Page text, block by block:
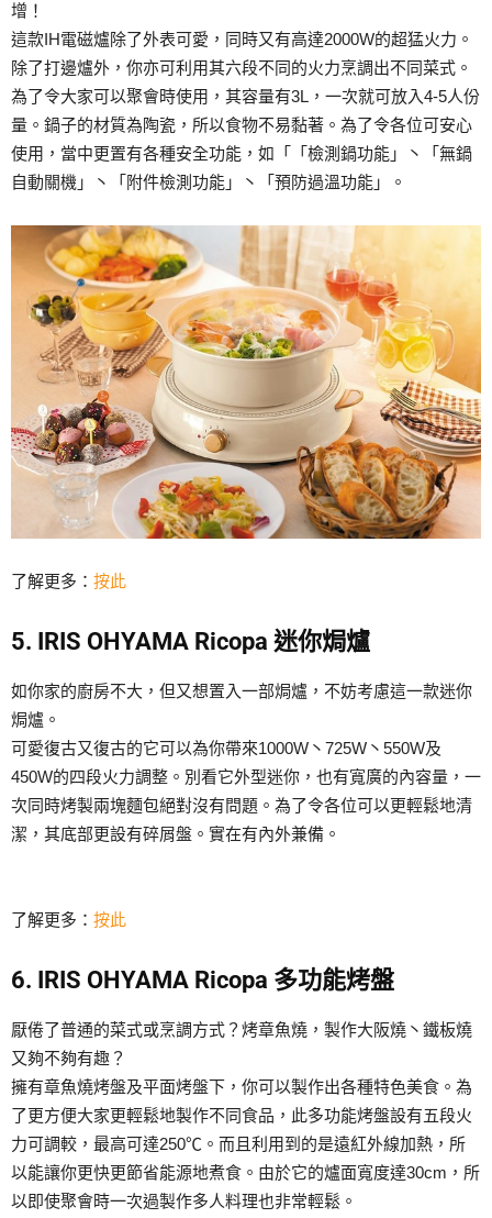
增！
這款IH電磁爐除了外表可愛，同時又有高達2000W的超猛火力。
除了打邊爐外，你亦可利用其六段不同的火力烹調出不同菜式。
為了令大家可以聚會時使用，其容量有3L，一次就可放入4-5人份
量。鍋子的材質為陶瓷，所以食物不易黏著。為了令各位可安心
使用，當中更置有各種安全功能，如「「檢測鍋功能」丶「無鍋
自動關機」丶「附件檢測功能」丶「預防過溫功能」。
了解更多： 按此
5. IRIS OHYAMA Ricopa 迷你焗爐
如你家的廚房不大，但又想置入一部焗爐，不妨考慮這一款迷你
焗爐。
可愛復古又復古的它可以為你帶來1000W丶725W丶550W及
450W的四段火力調整。別看它外型迷你，也有寬廣的內容量，一
次同時烤製兩塊麵包絕對沒有問題。為了令各位可以更輕鬆地清
潔，其底部更設有碎屑盤。實在有內外兼備。
了解更多： 按此
6. IRIS OHYAMA Ricopa 多功能烤盤
厭倦了普通的菜式或烹調方式？烤章魚燒，製作大阪燒丶鐵板燒
又夠不夠有趣？
擁有章魚燒烤盤及平面烤盤下，你可以製作出各種特色美食。為
了更方便大家更輕鬆地製作不同食品，此多功能烤盤設有五段火
力可調較，最高可達250℃。而且利用到的是遠紅外線加熱，所
以能讓你更快更節省能源地煮食。由於它的爐面寬度達30cm，所
以即使聚會時一次過製作多人料理也非常輕鬆。